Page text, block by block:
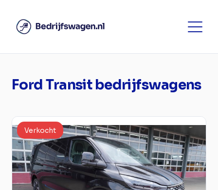
Ford Transit bedrijfswagens
Verkocht